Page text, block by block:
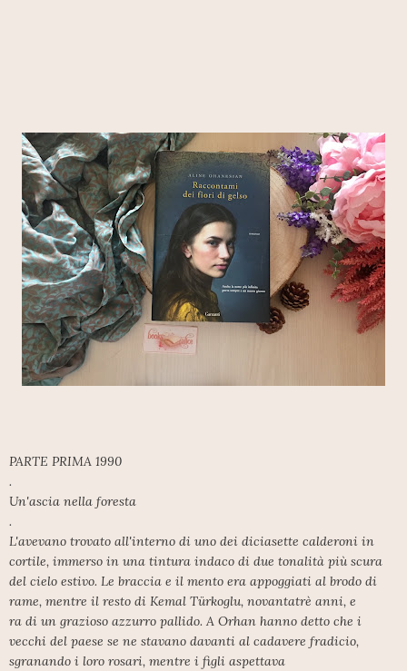
PARTE PRIMA 1990
.
Un'ascia nella foresta
.
L'avevano trovato all'interno di uno dei diciasette calderoni in
cortile, immerso in una tintura indaco di due tonalità più scura
del cielo estivo. Le braccia e il mento era appoggiati al brodo di
rame, mentre il resto di Kemal Türkoglu, novantatrè anni, e
ra di un grazioso azzurro pallido. A Orhan hanno detto che i
vecchi del paese se ne stavano davanti al cadavere fradicio,
sgranando i loro rosari, mentre i figli aspettava